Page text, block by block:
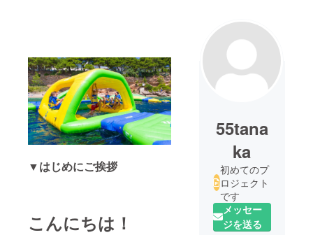
▼はじめにご挨拶
こんにちは！
55tana
ka
初めてのプ
ロジェクト
です
メッセー
ジを送る